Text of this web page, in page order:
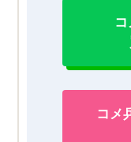
コメ